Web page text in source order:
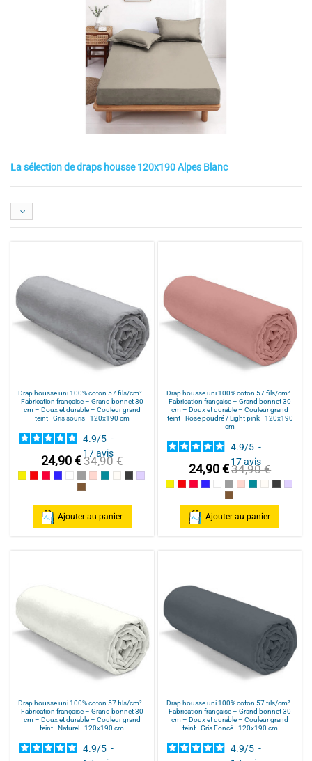
La sélection de draps housse 120x190 Alpes Blanc
Drap housse uni 100% coton 57 fils/cm² -
Fabrication française – Grand bonnet 30
cm – Doux et durable – Couleur grand
teint - Gris souris - 120x190 cm
4.9/5 -
17avis
24,90 €34,90 €
JauneRouge / Red
Framboise / Fuschia
Marine
BlancGris souris
Rose poudré / Light pink
Bleu Canard
Naturel
Gris Foncé
Parme
Cannelle
Ajouter au panier
Drap housse uni 100% coton 57 fils/cm² -
Fabrication française – Grand bonnet 30
cm – Doux et durable – Couleur grand
teint - Rose poudré / Light pink - 120x190
cm
4.9/5 -
17avis
24,90 €34,90 €
JauneRouge / Red
Framboise / Fuschia
Marine
BlancGris souris
Rose poudré /
Bleu Canard
Naturel
Gris
Cannelle
Ajouter au panier
Drap housse uni 100% coton 57 fils/cm² -
Fabrication française – Grand bonnet 30
cm – Doux et durable – Couleur grand
teint - Naturel - 120x190 cm
4.9/5 -
Drap housse uni 100% coton 57 fils/cm² -
Fabrication française – Grand bonnet 30
cm – Doux et durable – Couleur grand
teint - Gris Foncé - 120x190 cm
4.9/5 -